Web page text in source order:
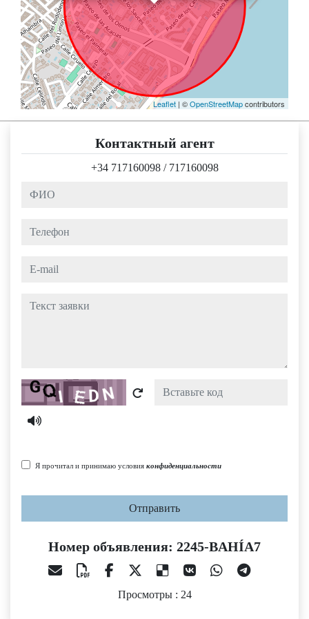
Leaflet | ©OpenStreetMapcontributors
Контактный агент
+34 717160098 / 717160098
ФИО
Телефон
e-mail
Текст заявки
Captcha
Я прочитал и принимаю условия конфиденциальности
Отправить
Номер объявления: 2245-BAHÍA7
Просмотры : 24